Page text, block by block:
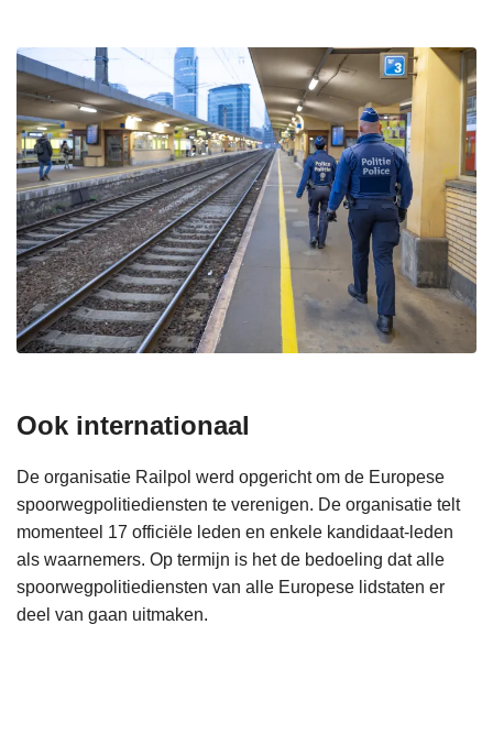
Ook internationaal
De organisatie Railpol werd opgericht om de Europese
spoorwegpolitiediensten te verenigen. De organisatie telt
momenteel 17 officiële leden en enkele kandidaat-leden
als waarnemers. Op termijn is het de bedoeling dat alle
spoorwegpolitiediensten van alle Europese lidstaten er
deel van gaan uitmaken.